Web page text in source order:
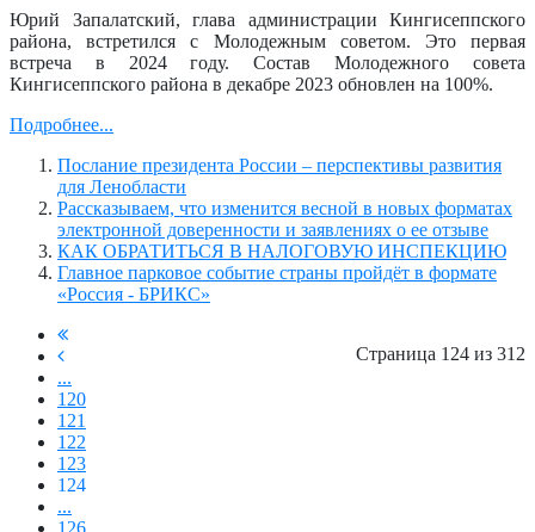
Юрий Запалатский, глава администрации Кингисеппского
района, встретился с Молодежным советом. Это первая
встреча в 2024 году. Состав Молодежного совета
Кингисеппского района в декабре 2023 обновлен на 100%.
Подробнее...
Послание президента России – перспективы развития
для Ленобласти
Рассказываем, что изменится весной в новых форматах
электронной доверенности и заявлениях о ее отзыве
КАК ОБРАТИТЬСЯ В НАЛОГОВУЮ ИНСПЕКЦИЮ
Главное парковое событие страны пройдёт в формате
«Россия - БРИКС»
Страница 124 из 312
...
120
121
122
123
124
...
126